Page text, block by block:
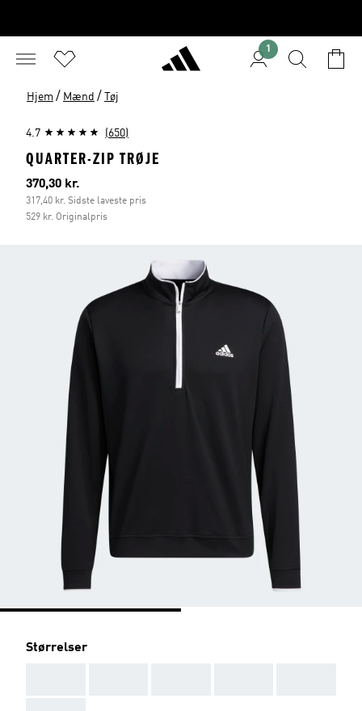
1
Hjem / Mænd / Tøj
4.7 (650)
QUARTER-ZIP TRØJE
Nuværende pris
370,30 kr.
317,40 kr. Sidste laveste pris
529 kr. Originalpris
Størrelser